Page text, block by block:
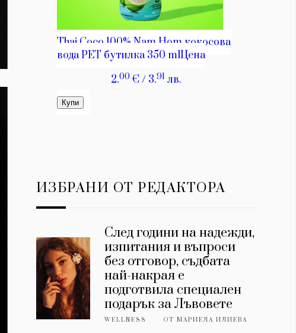
ИЗБРАНИ ОТ РЕДАКТОРА
След години на надежди,
изпитания и въпроси
без отговор, съдбата
най-накрая е
подготвила специален
подарък за Лъвовете
WELLNESS ОТМАРИЕЛА ИЛИЕВА